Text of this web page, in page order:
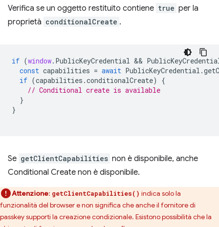
Verifica se un oggetto restituito contiene true per la
proprietà conditionalCreate .
if (window. PublicKeyCredential &&
const capabilities = await PublicKeyCredential .
if (capabilities .conditionalCreate)
{
// Conditional create is available
}
}
Se getClientCapabilities non è disponibile, anche
Conditional Create non è disponibile.
Attenzione: getClientCapabilities() indica solo la
funzionalità del browser e non significa che anche il fornitore di
passkey supporti la creazione condizionale. Esistono possibilità che la